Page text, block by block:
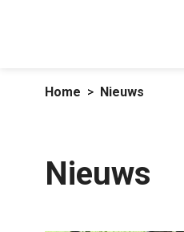
Home Nieuws
Nieuws